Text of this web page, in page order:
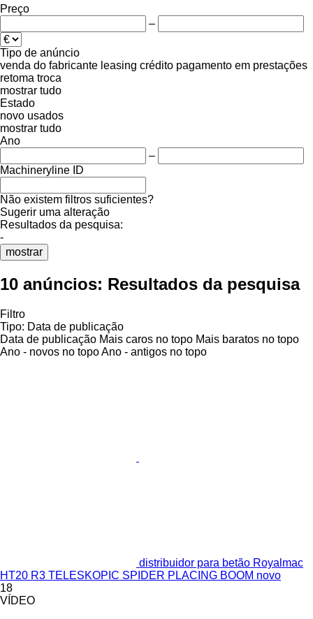
Preço
–
Tipo de anúncio
venda do fabricante leasing crédito pagamento em prestações
retoma troca
mostrar tudo
Estado
novo usados
mostrar tudo
Ano
–
Machineryline ID
Não existem filtros suficientes?
Sugerir uma alteração
Resultados da pesquisa:
-
mostrar
10 anúncios: Resultados da pesquisa
Filtro
Tipo: Data de publicação
Data de publicação Mais caros no topo Mais baratos no topo
Ano - novos no topoAno - antigos no topo
distribuidor para betão Royalmac
HT20 R3 TELESKOPIC SPIDER PLACING BOOM novo
18
VÍDEO